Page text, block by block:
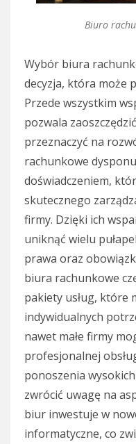
Biuro
Wybór biura
decyzja, która może
Przede wszystkim
pozwala
przeznaczyć na
rachunkowe
doświadczeniem,
skutecznego
firmy. Dzięki ich
uniknąć wielu
prawa oraz
biura rachunkowe
pakiety usług, które
indywidualnych
nawet małe firmy
profesjonalnej
ponoszenia
zwrócić uwagę na
biur inwestuje w
informatyczne, co